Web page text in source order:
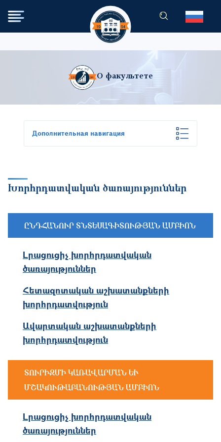
Перейти к основному
О факультете
Дополнительная навигация
Խորհրդատվական ծառայություններ
ԸՆԴՀԱՆՈՒՐ ՏՆՏԵՍԱԳԻՏՈՒԹՅԱՆ ԱՄԲԻՈՆ
Լրացուցիչ խորհրդատվական
ծառայություններ
Հետազոտական աշխատանքների
խորհրդատվություն
Ավարտական աշխատանքների
խորհրդատվություն
ՏՈՒՐԻԶՄԻ ԿԱՌԱՎԱՐՄԱՆ ԵՒ Մ
ՇԱԿՈՒԹԱԲԱՆՈՒԹՅԱՆ ԱՄԲԻՈՆ
Լրացուցիչ խորհրդատվական
ծառայություններ